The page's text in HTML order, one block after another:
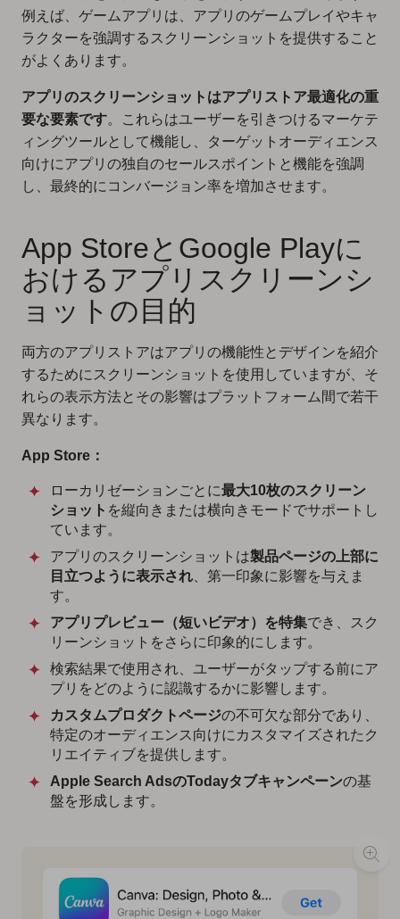
例えば、ゲームアプリは、アプリのゲームプレイやキャ
ラクターを強調するスクリーンショットを提供すること
がよくあります。
アプリのスクリーンショットはアプリストア最適化の重
要な要素です。これらはユーザーを引きつけるマーケテ
ィングツールとして機能し、ターゲットオーディエンス
向けにアプリの独自のセールスポイントと機能を強調
し、最終的にコンバージョン率を増加させます。
App StoreとGoogle Playに
おけるアプリスクリーンシ
ョットの目的
両方のアプリストアはアプリの機能性とデザインを紹介
するためにスクリーンショットを使用していますが、そ
れらの表示方法とその影響はプラットフォーム間で若干
異なります。
App Store：
ローカリゼーションごとに最大10枚のスクリーン
ショット を縦向きまたは横向きモードでサポートし
ています。
アプリのスクリーンショットは製品ページの上部に
目立つように表示され 、第一印象に影響を与えま
す。
アプリプレビュー（短いビデオ）を特集でき、スク
リーンショットをさらに印象的にします。
検索結果で使用され、ユーザーがタップする前にア
プリをどのように認識するかに影響します。
カスタムプロダクトページの不可欠な部分であり、
特定のオーディエンス向けにカスタマイズされたク
リエイティブを提供します。
Apple Search AdsのTodayタブキャンペーンの基
盤を形成します。